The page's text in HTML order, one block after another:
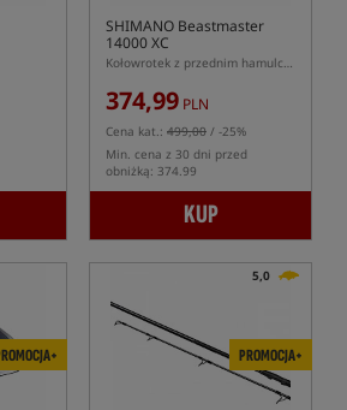
SHIMANO Beastmaster
14000 XC
Kołowrotek z przednim hamulcem Beastmaster 14000 XC
374,99 PLN
Cena kat.: 499,00 / -25%
Min. cena z 30 dni przed
obniżką: 374.99
KUP
5,0
PROMOCJA+